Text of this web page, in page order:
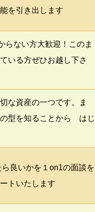
を引き出します
らない方大歓迎！このま
いる方ぜひお越し下さ
な資産の一つです。ま
型を知ることから はじ
良いかを１on1の面談を
トいたします